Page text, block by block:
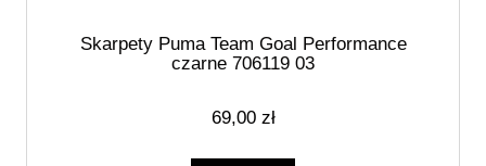
Skarpety Puma Team Goal Performance
czarne 706119 03
69,00 zł